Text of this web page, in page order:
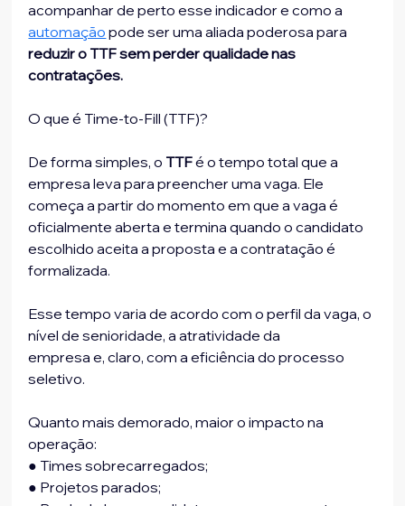
acompanhar de perto esse indicador e como a
automação pode ser uma aliada poderosa para
reduzir o TTF sem perder qualidade nas
contratações.
O que é Time-to-Fill (TTF)?
De forma simples, o TTF é o tempo total que a
empresa leva para preencher uma vaga. Ele
começa a partir do momento em que a vaga é
oficialmente aberta e termina quando o candidato
escolhido aceita a proposta e a contratação é
formalizada.
Esse tempo varia de acordo com o perfil da vaga, o
nível de senioridade, a atratividade da
empresa e, claro, com a eficiência do processo
seletivo.
Quanto mais demorado, maior o impacto na
operação:
● Times sobrecarregados;
● Projetos parados;